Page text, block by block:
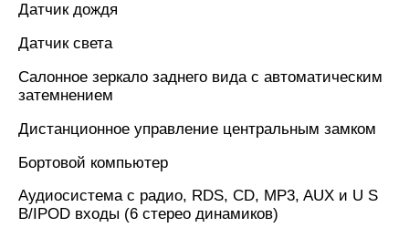
Датчик дождя
Датчик света
Салонное зеркало заднего вида с автоматическим
затемнением
Дистанционное управление центральным замком
Бортовой компьютер
Аудиосистема с радио, RDS, CD, MP3, AUX и U S
B/IPOD входы (6 стерео динамиков)